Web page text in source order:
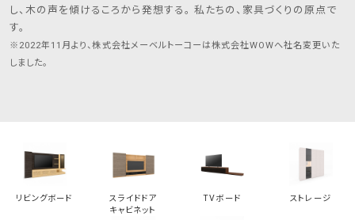
し、木の声を傾けるころから発想する。 私たちの、家具づくりの原点で
す。
※2022年11月より、株式会社メーベルトーコーは株式会社WOWへ社名変更いた
しました。
リビングボード
スライドドア
キャビネット
TVボード ストレージ